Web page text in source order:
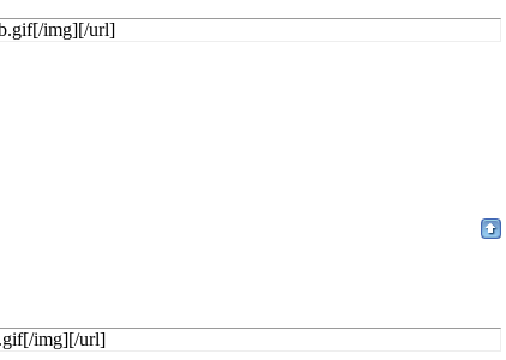
img][/url]
img][/url]